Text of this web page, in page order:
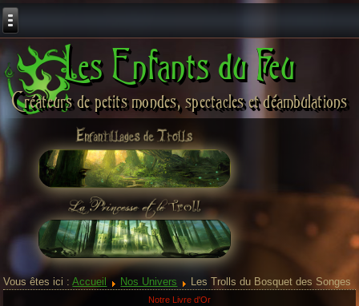
Les Enfants du Feu
Créateurs de petits mondes, spectacles et déambulations
Vous êtes ici :Accueil Nos Univers Les Trolls du Bosquet des Songes
Notre Livre d'Or